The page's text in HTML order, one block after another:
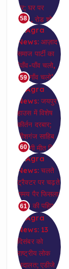
58
59
60
61